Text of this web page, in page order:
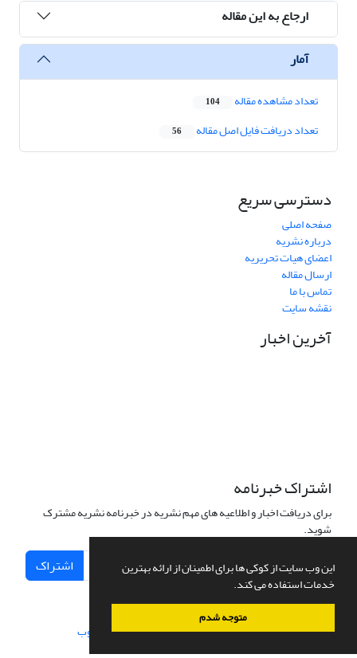
این وب سایت از کوکی ها برای اطمینان از ارائه بهترین
خدمات استفاده می کند.
متوجه شدم
ارجاع به این مقاله
آمار
تعداد مشاهده مقاله 104
تعداد دریافت فایل اصل مقاله 56
دسترسی سریع
صفحه اصلی
درباره نشریه
اعضای هیات تحریریه
ارسال مقاله
تماس با ما
نقشه سایت
آخرین اخبار
اشتراک خبرنامه
برای دریافت اخبار و اطلاعیه های مهم نشریه در خبرنامه نشریه مشترک
شوید.
اشتراک
سامانه مدیریت نشریات علمی.طراحی و پیاده سازی از سیناوب